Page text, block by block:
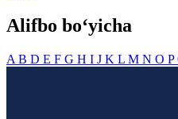
Alifbo bo‘yicha
A B D E F G H I J K L M N O P